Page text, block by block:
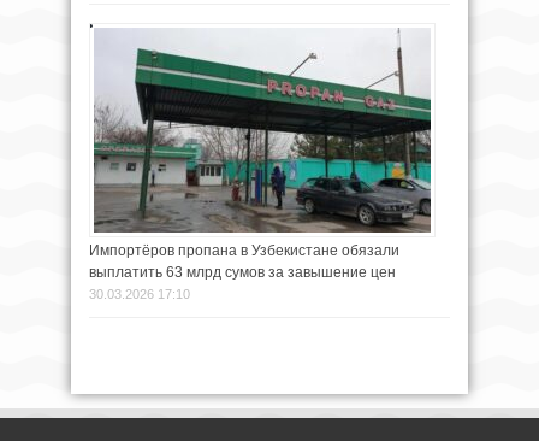
Импортёров пропана в Узбекистане обязали
выплатить 63 млрд сумов за завышение цен
30.03.2026 17:10